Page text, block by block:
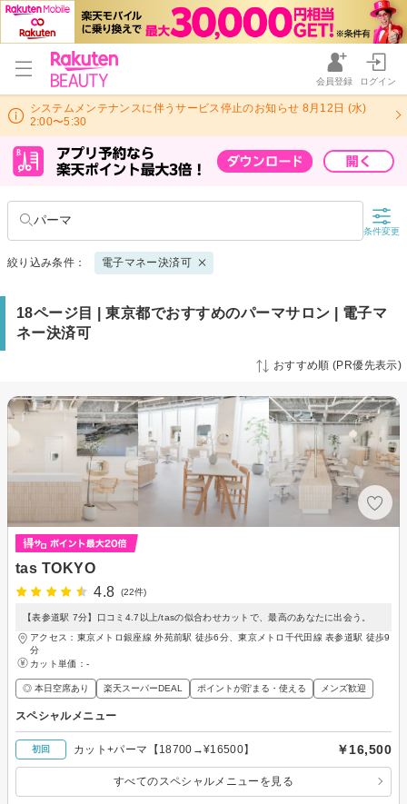
会員登録 ログイン
システムメンテナンスに伴うサービス停止のお知らせ 8月12日 (水)
2:00〜5:30
パーマ
条件変更
絞り込み条件： 電子マネー決済可
18ページ目 | 東京都でおすすめのパーマサロン | 電子マ
ネー決済可
おすすめ順 (PR優先表示)
tas TOKYO
4.8
(22件)
【表参道駅 7分】口コミ4.7以上/tasの似合わせカットで、最高のあなたに出会う。
アクセス：東京メトロ銀座線 外苑前駅 徒歩6分、東京メトロ千代田線 表参道駅 徒歩9
分
カット単価： -
◎ 本日空席あり 楽天スーパーDEAL ポイントが貯まる・使える メンズ歓迎
スペシャルメニュー
初回 カット+パーマ【18700→¥16500】 ￥16,500
すべてのスペシャルメニューを見る